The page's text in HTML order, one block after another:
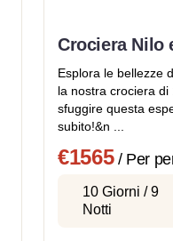
Crociera Nilo
Esplora le bellezze
la nostra crociera
sfuggire questa
subito!&n ...
€1565/ Per
10 Giorni / 9
Notti